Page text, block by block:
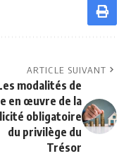
ARTICLE SUIVANT
modalités de
en œuvre de la
obligatoire
du privilège du
Trésor